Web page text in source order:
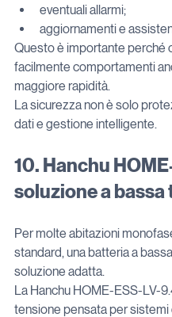
eventuali allarmi;
aggiornamenti e
Questo è importante perché
facilmente comportamenti
maggiore rapidità.
La sicurezza non è solo
dati e gestione intelligente.
10. Hanchu
soluzione a bassa
Per molte abitazioni
standard, una batteria a
soluzione adatta.
La Hanchu HOME-ESS-LV-
tensione pensata per